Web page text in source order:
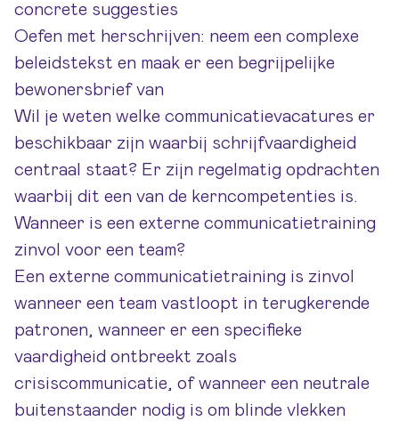
concrete suggesties
Oefen met herschrijven: neem een complexe
beleidstekst en maak er een begrijpelijke
bewonersbrief van
Wil je weten welke communicatievacatures er
beschikbaar zijn waarbij schrijfvaardigheid
centraal staat? Er zijn regelmatig opdrachten
waarbij dit een van de kerncompetenties is.
Wanneer is een externe communicatietraining
zinvol voor een team?
Een externe communicatietraining is zinvol
wanneer een team vastloopt in terugkerende
patronen, wanneer er een specifieke
vaardigheid ontbreekt zoals
crisiscommunicatie, of wanneer een neutrale
buitenstaander nodig is om blinde vlekken